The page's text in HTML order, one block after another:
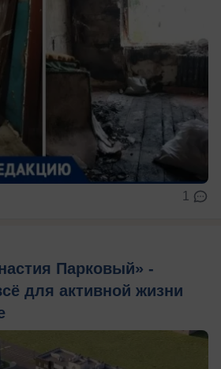
1
Парковый» -
для активной жизни